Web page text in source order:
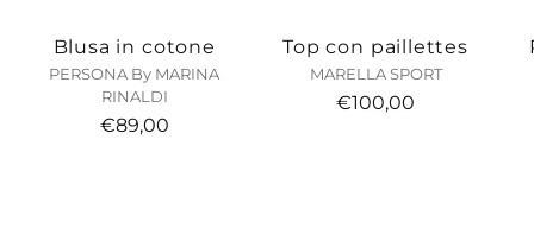
Blusa in cotone
PERSONA By MARINA
RINALDI
€89,00
Top con paillettes
MARELLA SPORT
€100,00